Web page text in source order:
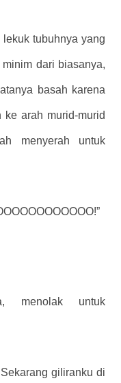
tubuhnya yang
dari biasanya,
basah karena
arah murid-murid
menyerah untuk
menolak untuk
giliranku di